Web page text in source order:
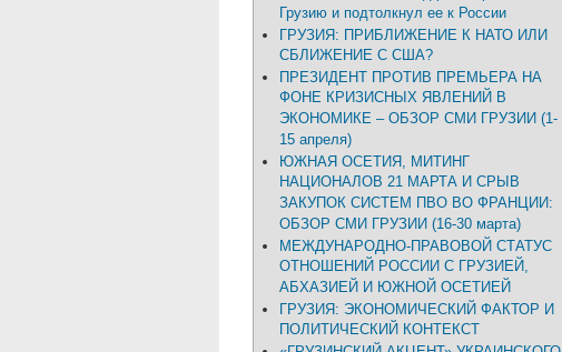
Грузию и подтолкнул ее к России
ГРУЗИЯ: ПРИБЛИЖЕНИЕ К НАТО ИЛИ
СБЛИЖЕНИЕ С США?
ПРЕЗИДЕНТ ПРОТИВ ПРЕМЬЕРА НА
ФОНЕ КРИЗИСНЫХ ЯВЛЕНИЙ В
ЭКОНОМИКЕ – ОБЗОР СМИ ГРУЗИИ (1-
15 апреля)
ЮЖНАЯ ОСЕТИЯ, МИТИНГ
НАЦИОНАЛОВ 21 МАРТА И СРЫВ
ЗАКУПОК СИСТЕМ ПВО ВО ФРАНЦИИ:
ОБЗОР СМИ ГРУЗИИ (16-30 марта)
МЕЖДУНАРОДНО-ПРАВОВОЙ СТАТУС
ОТНОШЕНИЙ РОССИИ С ГРУЗИЕЙ,
АБХАЗИЕЙ И ЮЖНОЙ ОСЕТИЕЙ
ГРУЗИЯ: ЭКОНОМИЧЕСКИЙ ФАКТОР И
ПОЛИТИЧЕСКИЙ КОНТЕКСТ